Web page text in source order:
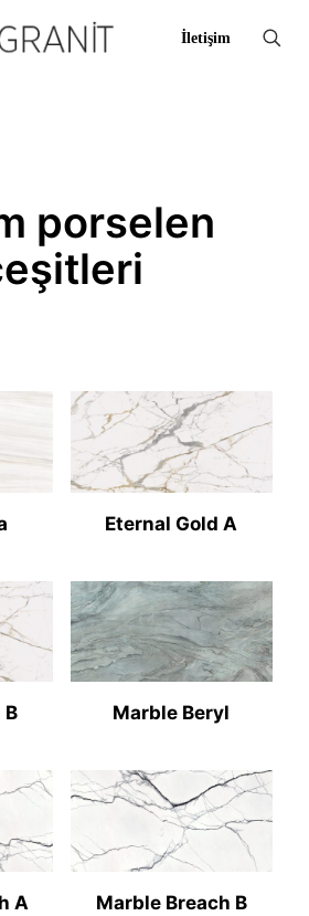
İletişim
porselen
Eternal Gold A
B Marble Beryl
A Marble Breach B